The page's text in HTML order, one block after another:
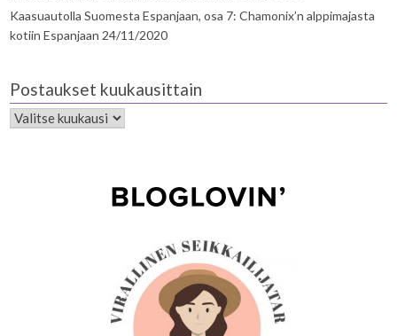
Kaasuautolla Suomesta Espanjaan, osa 7: Chamonix’n alppimajasta
kotiin Espanjaan 24/11/2020
Postaukset kuukausittain